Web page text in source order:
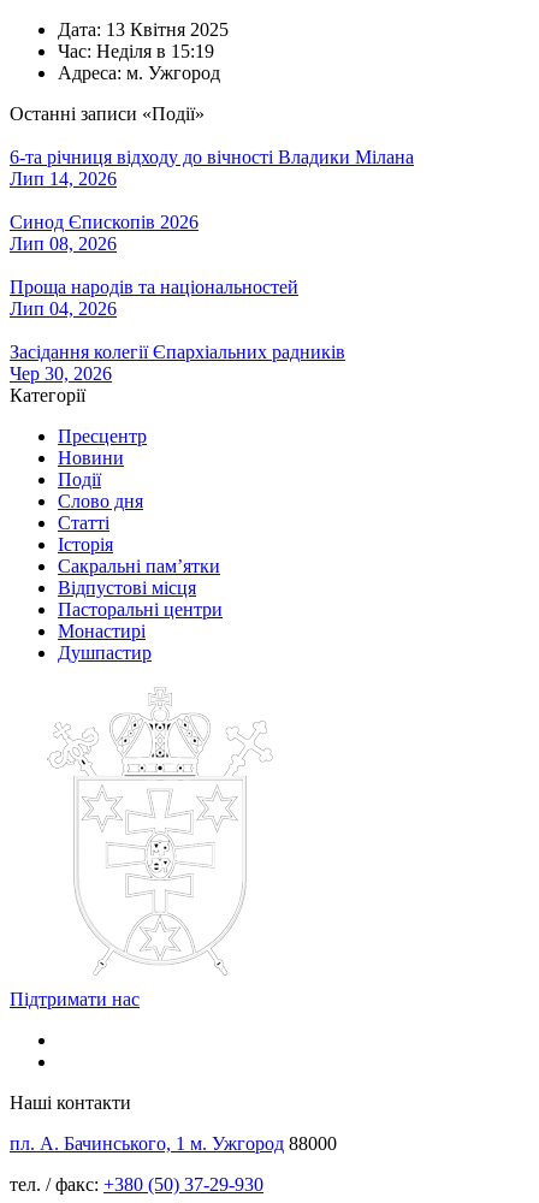
Дата: 13 Квітня 2025
Час: Неділя в 15:19
Адреса: м. Ужгород
Останні записи «Події»
6-та річниця відходу до вічності Владики Мілана
Лип 14, 2026
Синод Єпископів 2026
Лип 08, 2026
Проща народів та національностей
Лип 04, 2026
Засідання колегії Єпархіальних радників
Чер 30, 2026
Категорії
Пресцентр
Новини
Події
Слово дня
Статті
Історія
Сакральні пам’ятки
Відпустові місця
Пасторальні центри
Монастирі
Душпастир
Підтримати нас
Наші контакти
пл. А. Бачинського, 1 м. Ужгород 88000
тел. / факс: +380 (50) 37-29-930